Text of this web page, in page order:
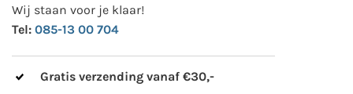
Wij staan voor je klaar!
Tel: 085-13 00 704
Gratis verzending vanaf €30,-